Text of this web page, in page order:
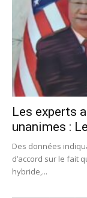
Les experts
unanimes :
Des données
d’accord sur le fait
hybride,...